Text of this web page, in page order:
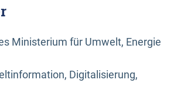
Ministerium für Umwelt, Energie
Digitalisierung,